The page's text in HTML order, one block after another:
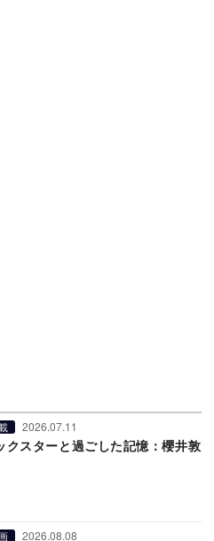
2026.07.11
クスターと過ごした記憶：櫻井敦
2026.08.08